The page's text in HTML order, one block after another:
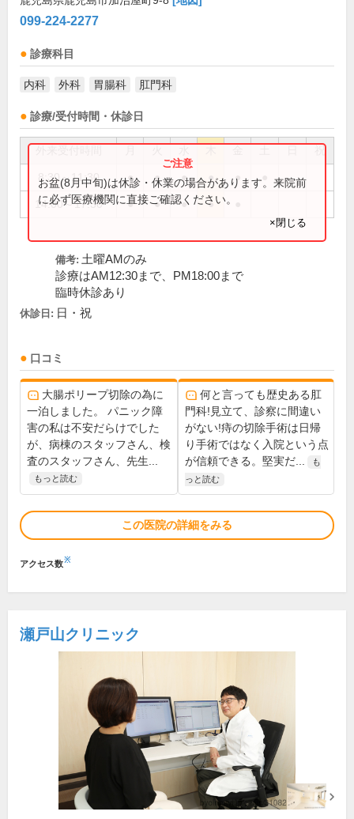
099-224-2277
診療科目
内科 外科 胃腸科 肛門科
診療/受付時間・休診日
祝
8:30～11:30 ● ● ● ● ●
14:00～17:30 ● ● ● ●
お盆(8月中旬)は休診・休業の場合があります。来院前
に必ず医療機関に直接ご確認ください。
×閉じる
備考: 土曜AMのみ
診療はAM12:30まで、PM18:00まで
臨時休診あり
休診日: 日・祝
口コミ
大腸ポリープ切除の為に
一泊しました。 パニック障
害の私は不安だらけでした
が、病棟のスタッフさん、検
査のスタッフさん、先生...
もっと読む
何と言っても歴史ある肛
門科!見立て、診察に間違い
がない!痔の切除手術は日帰
り手術ではなく入院という点
が信頼できる。堅実だ...
も
っと読む
この医院の詳細をみる
アクセス数※
瀬戸山クリニック